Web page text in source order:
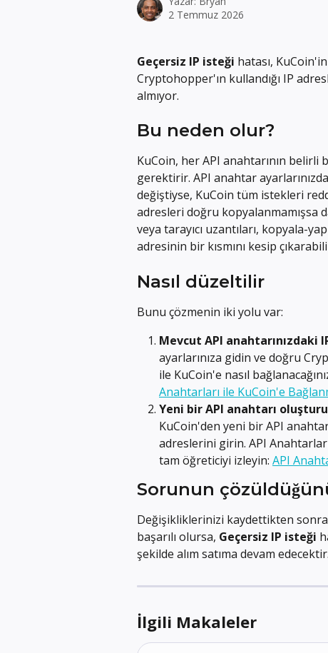
2 Temmuz 2026
Geçersiz IP isteği hatası,
Cryptohopper'ın kullandığı IP
almıyor.
Bu neden olur?
KuCoin, her API anahtarının belirli
gerektirir. API anahtar
değiştiyse, KuCoin tüm istekleri
adresleri doğru kopyalanmamışsa
veya tarayıcı uzantıları, kopyala-
adresinin bir kısmını kesip
Nasıl düzeltilir
Bunu çözmenin iki yolu var:
Mevcut API anahtarınızdaki
ayarlarınıza gidin ve doğru
ile KuCoin'e nasıl
Anahtarları ile KuCoin'e
Yeni bir API anahtarı
KuCoin'den yeni bir API
adreslerini girin. API
tam öğreticiyi izleyin: API
Sorunun
Değişikliklerinizi kaydettikten
başarılı olursa, Geçersiz IP isteği
şekilde alım satıma devam edecektir.
İlgili Makaleler